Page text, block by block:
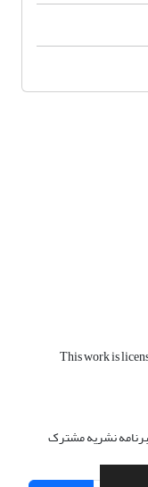
This work is
نشریه مشترک